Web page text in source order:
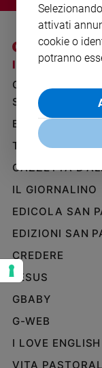
Aziende
valore
Caso
settimana
Migranti
Diversità
inclusione
Costume
e
2026
Cinema,
streaming
Libri
I SITI SAN
GRUPPO
SAN PAOLO
BENESSERE
TELENOVA
GAZZETTA
IL GIORNALINO
EDICOLA SAN
EDIZIONI SAN
CREDERE
JESUS
GBABY
G-WEB
I LOVE
VITA
attivati
cookie o
potranno